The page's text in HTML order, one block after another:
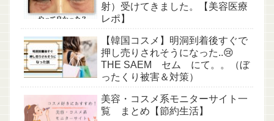
射）受けてきました。【美容医療
レポ】
【韓国コスメ】明洞到着後すぐで
押し売りされそうになった..😢
THE SAEM セム にて。。（ぼ
ったくり被害＆対策）
美容・コスメ系モニターサイト一
覧 まとめ【節約生活】